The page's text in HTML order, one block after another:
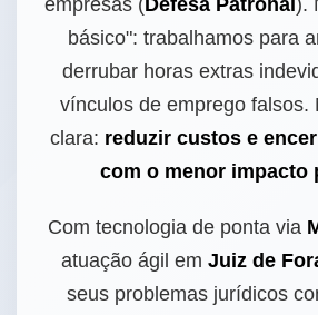
empresas (Defesa Patronal ).
básico": trabalhamos para
derrubar horas extras
vínculos de emprego falsos.
clara: reduzir custos e
com o menor impacto
Com tecnologia de ponta via
atuação ágil em Juiz de
seus problemas jurídicos